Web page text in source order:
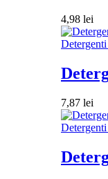
4,98 lei
Detergenti
7,87 lei
Detergenti